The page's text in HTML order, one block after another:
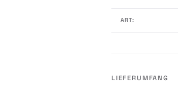
ART:
LIEFERUMFANG